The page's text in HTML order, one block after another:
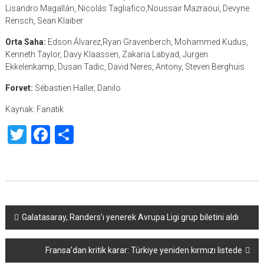
Lisandro Magallán, Nicolás Tagliafico,Noussair Mazraoui, Devyne
Rensch, Sean Klaiber
Orta Saha: Edson Álvarez,Ryan Gravenberch, Mohammed Kudus,
Kenneth Taylor, Davy Klaassen, Zakaria Labyad, Jurgen
Ekkelenkamp, Dusan Tadic, David Neres, Antony, Steven Berghuis
Forvet: Sébastien Haller, Danilo
Kaynak: Fanatik
TwitterFacebook
Share
Yazı
dolaşımı
Galatasaray, Randers’ı yenerek Avrupa Ligi grup biletini aldı
Fransa’dan kritik karar: Türkiye yeniden kırmızı listede